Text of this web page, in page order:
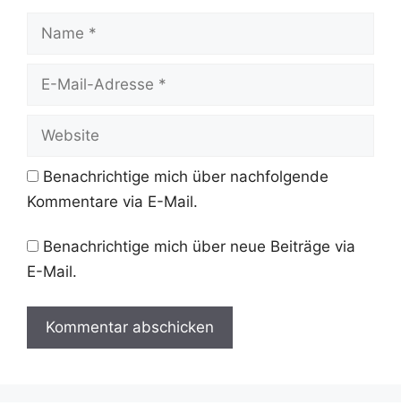
Mail-
Benachrichtige mich über nachfolgende
Kommentare via E-Mail.
Benachrichtige mich über neue Beiträge via
E-Mail.